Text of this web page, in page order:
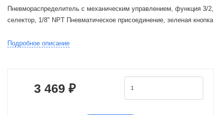
Пневмораспределитель с механическим управлением, функция 3/2,
селектор, 1/8" NPT Пневматическое присоединение, зеленая кнопка
The Airtac CM3 valve series is a functional replacement for the SMC
Подробное описание
3 469 ₽